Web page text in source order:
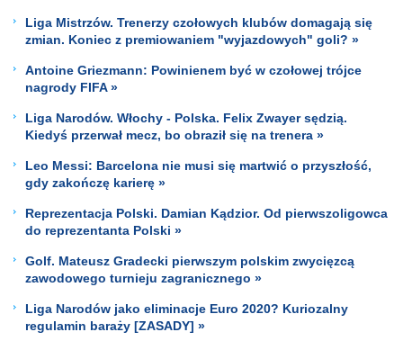
Liga Mistrzów. Trenerzy czołowych klubów domagają się
zmian. Koniec z premiowaniem "wyjazdowych" goli? »
Antoine Griezmann: Powinienem być w czołowej trójce
nagrody FIFA »
Liga Narodów. Włochy - Polska. Felix Zwayer sędzią.
Kiedyś przerwał mecz, bo obraził się na trenera »
Leo Messi: Barcelona nie musi się martwić o przyszłość,
gdy zakończę karierę »
Reprezentacja Polski. Damian Kądzior. Od pierwszoligowca
do reprezentanta Polski »
Golf. Mateusz Gradecki pierwszym polskim zwycięzcą
zawodowego turnieju zagranicznego »
Liga Narodów jako eliminacje Euro 2020? Kuriozalny
regulamin baraży [ZASADY] »